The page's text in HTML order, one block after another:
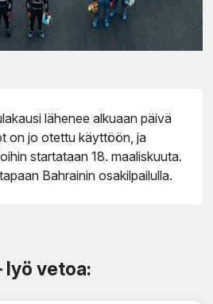
lähenee alkuaan päivä
on jo otettu käyttöön, ja
startataan 18. maaliskuuta.
Bahrainin osakilpailulla.
lyö vetoa: